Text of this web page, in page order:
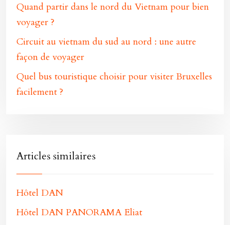
Quand partir dans le nord du Vietnam pour bien
voyager ?
Circuit au vietnam du sud au nord : une autre
façon de voyager
Quel bus touristique choisir pour visiter Bruxelles
facilement ?
Articles similaires
Hôtel DAN
Hôtel DAN PANORAMA Eliat